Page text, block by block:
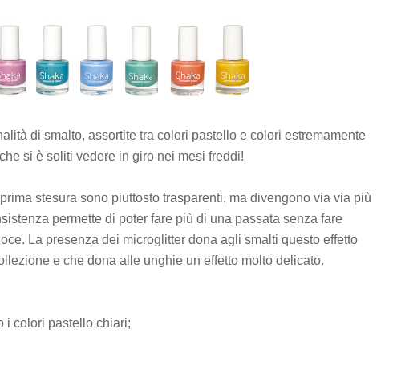
di smalto, assortite tra colori pastello e colori estremamente
si è soliti vedere in giro nei mesi freddi!
stesura sono piuttosto trasparenti, ma divengono via via più
permette di poter fare più di una passata senza fare
La presenza dei microglitter dona agli smalti questo effetto
e che dona alle unghie un effetto molto delicato.
i colori pastello chiari;